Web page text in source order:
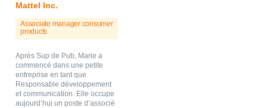
Après Sup de Pub, Marie a
commencé dans une petite
entreprise en tant que
Responsable développement
et communication. Elle occupe
aujourd’hui un poste d’associé
Mattel Inc.
Associate manager consumer
products